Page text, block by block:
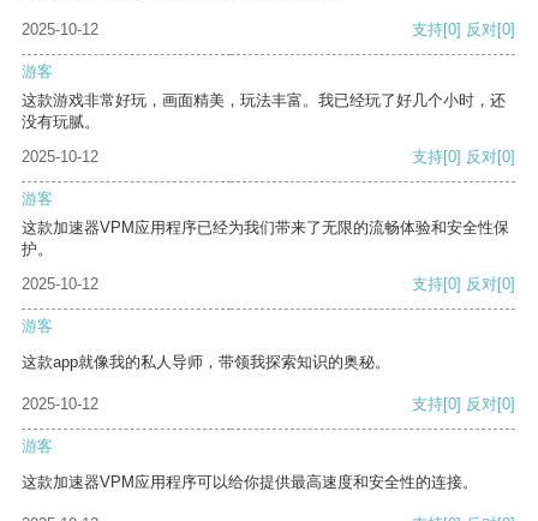
2025-10-12 支持[0] 反对[0]
游客
这款游戏非常好玩，画面精美，玩法丰富。我已经玩了好几个小时，还
没有玩腻。
2025-10-12
支持[0] 反对[0]
游客
这款加速器VPM应用程序已经为我们带来了无限的流畅体验和安全性保
护。
2025-10-12
支持[0] 反对[0]
游客
这款app就像我的私人导师，带领我探索知识的奥秘。
2025-10-12 支持[0] 反对[0]
游客
这款加速器VPM应用程序可以给你提供最高速度和安全性的连接。